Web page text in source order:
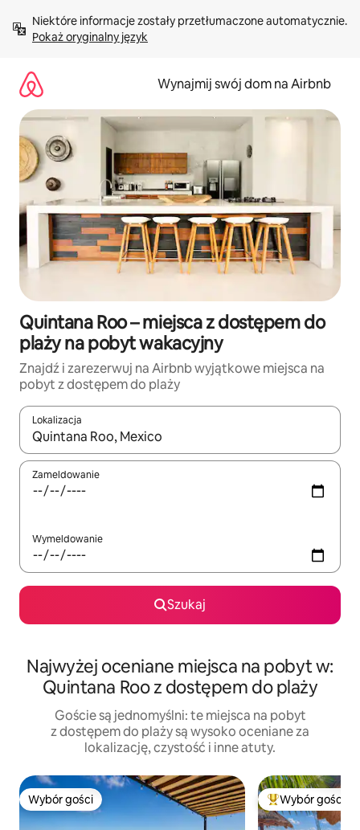
treści Pokaż oryginalny język
Wynajmij swój dom na Airbnb
Quintana Roo – miejsca z dostępem do
plaży na pobyt wakacyjny
Znajdź i zarezerwuj na Airbnb wyjątkowe miejsca na
pobyt z dostępem do plaży
Lokalizacja
Gdy wyniki będą dostępne, możesz poruszać się po nich za
Zameldowanie
Wymeldowanie
Szukaj
Najwyżej oceniane miejsca na pobyt w:
Quintana Roo z dostępem do plaży
Goście są jednomyślni: te miejsca na pobyt
z dostępem do plaży są wysoko oceniane za
lokalizację, czystość i inne atuty.
Wybór gości
Wybór gości Wybór gości